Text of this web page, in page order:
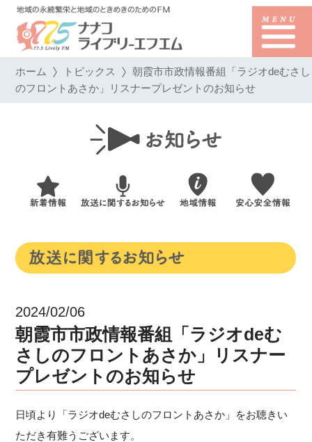
ホーム トピックス 朝霞市市政情報番組「ラジオdeむさし
のフロントあさか」リスナープレゼントのお知らせ
2024/02/06
朝霞市市政情報番組「ラジオdeむ
さしのフロントあさか」リスナー
プレゼントのお知らせ
日頃より「ラジオdeむさしのフロントあさか」をお聴きい
ただき有難うございます。